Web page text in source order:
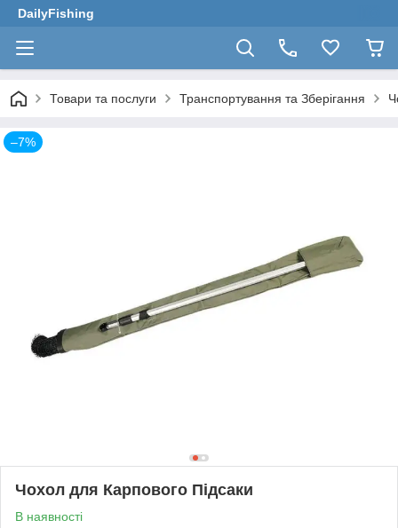
DailyFishing
Товари та послуги Транспортування та Зберігання
–7%
Чохол для Карпового Підсаки
В наявності